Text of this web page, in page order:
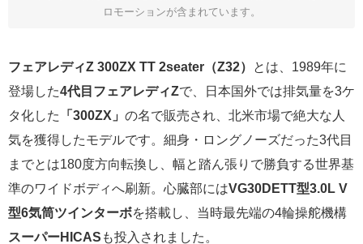
ロモーションが含まれています。
フェアレディZ 300ZX TT 2seater（Z32）
とは、1989年に
登場した4代目フェアレディZで、日本国外では排気量を3ケ
タ化した
「300ZX」 の名で販売され、北米市場で絶大な人
気を獲得したモデルです。細身・ロングノーズだった3代目
までとは180度方向転換し、幅と踏ん張りで勝負する世界基
準のワイドボディへ刷新。心臓部にはVG30DETT型3.0L V
型6気筒ツインターボを搭載し、当時最先端の4輪操舵機構
スーパーHICAS も投入されました。